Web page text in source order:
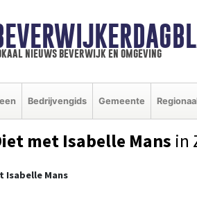
nieuws beverwijk en omgeving
Bedrijvengids Gemeente
met Isabelle Mans in
Isabelle Mans